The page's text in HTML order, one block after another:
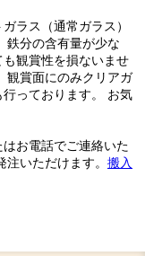
ラス（通常ガラス）
鉄分の含有量が少な
観賞性を損ないませ
観賞面にのみクリアガ
行っております。 お気
お電話でご連絡いた
注いただけます。 搬入